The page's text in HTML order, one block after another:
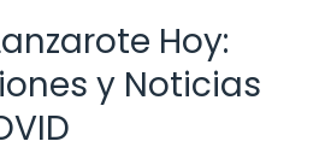
Hoy:
y Noticias